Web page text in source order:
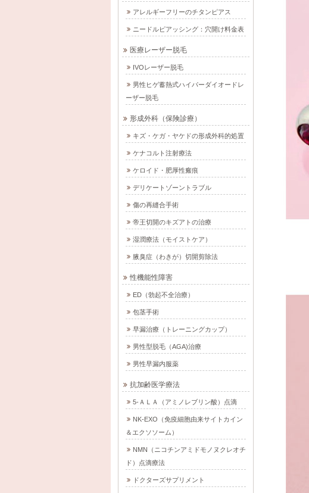
アレルギーフリーのチタンピアス
ニードルピアッシング：穴開け料金表
医療レーザー脱毛
IVOレーザー脱毛
男性ヒゲ蓄熱式ハイパーダイオードレ
ーザー脱毛
形成外科（保険診療）
キズ・ケガ・ヤケドの形成外科的処置
ケナコルト注射療法
ケロイド・肥厚性瘢痕
デリケートゾーントラブル
傷の再縫合手術
帝王切開のキズアトの治療
湿潤療法（モイストケア）
腋臭症（わきが）切開剪除法
性機能性障害
ED（勃起不全治療）
包茎手術
早漏治療（トレーニングカップ）
男性型脱毛（AGA)治療
男性早漏内服薬
抗加齢医学療法
5-ＡＬＡ（アミノレブリン酸）点滴
NK-EXO（免疫細胞由来サイトカイン
＆エクソソーム）
NMN（ニコチンアミドモノヌクレオチ
ド）点滴療法
ドクターズサプリメント